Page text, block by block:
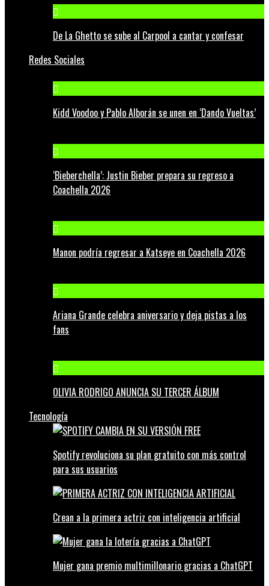
De La Ghetto se sube al Carpool a cantar y confesar
Redes Sociales
Kidd Voodoo y Pablo Alborán se unen en ‘Dando Vueltas’
‘Bieberchella’: Justin Bieber prepara su regreso a
Coachella 2026
Manon podría regresar a Katseye en Coachella 2026
Ariana Grande celebra aniversario y deja pistas a los
fans
OLIVIA RODRIGO ANUNCIA SU TERCER ÁLBUM
Tecnología
Spotify revoluciona su plan gratuito con más control
para sus usuarios
Crean a la primera actriz con inteligencia artificial
Mujer gana premio multimillonario gracias a ChatGPT